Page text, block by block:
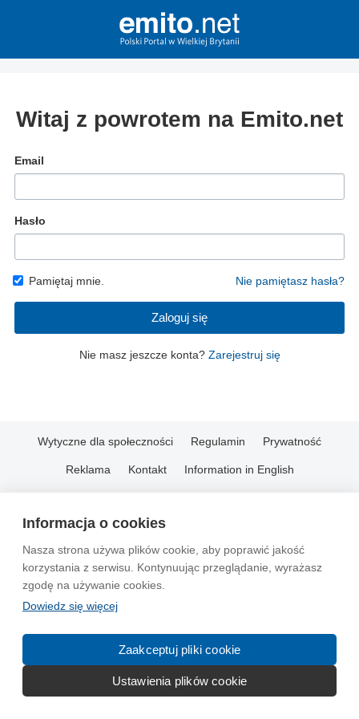
Informacja o cookies
Nasza strona używa plików cookie, aby poprawić jakość
korzystania z serwisu. Kontynuując przeglądanie, wyrażasz
zgodę na używanie cookies.
Dowiedz się więcej
Zaakceptuj pliki cookie
Ustawienia plików cookie
Witaj z powrotem na Emito.net
Email
Hasło
Pamiętaj mnie. Nie pamiętasz hasła?
Zaloguj się
Nie masz jeszcze konta? Zarejestruj się
Wytyczne dla społeczności Regulamin Prywatność
Reklama Kontakt Information in English